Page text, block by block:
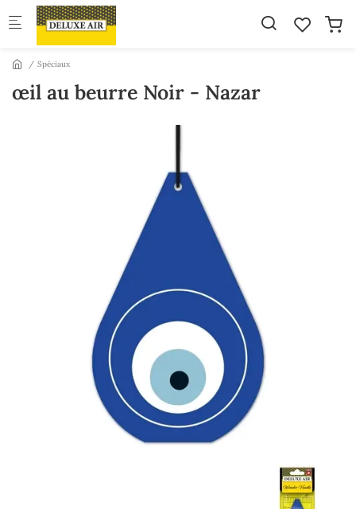
Skip to main content
Spéciaux
œil au beurre Noir - Nazar